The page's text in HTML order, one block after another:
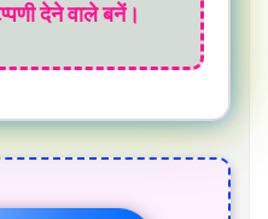
देने वाले बनें।